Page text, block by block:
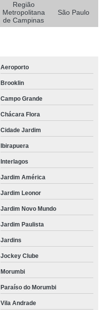
Região
Metropolitana
de Campinas
São Paulo
Aeroporto
Brooklin
Campo Grande
Chácara Flora
Cidade Jardim
Ibirapuera
Interlagos
Jardim América
Jardim Leonor
Jardim Novo Mundo
Jardim Paulista
Jardins
Jockey Clube
Morumbi
Paraíso do Morumbi
Vila Andrade